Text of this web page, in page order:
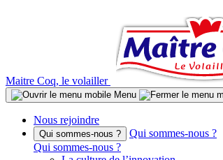
Maitre Coq, le volailler
Menu
Nous rejoindre
Qui sommes-nous ?
Qui sommes-nous ?
Qui sommes-nous ?